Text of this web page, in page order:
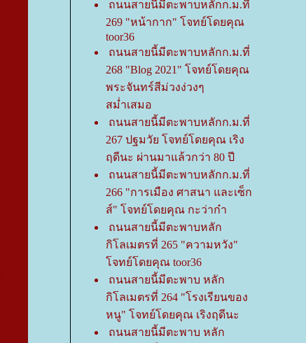
ถนนสายนี้มีตะพาบหลักก.ม.ที่
269 "หน้ากาก" โจทย์โดยคุณ
toor36
ถนนสายนี้มีตะพาบหลักก.ม.ที่
268 "Blog 2021" โจทย์โดยคุณ
พระจันทร์สีม่วงง่วงๆ
สม่ำเสมอ
ถนนสายนี้มีตะพาบหลักก.ม.ที่
267 ปฐมวัย โจทย์โดยคุณ เริง
ฤดีนะ ผ่านมาแล้วกว่า 80 ปี
ถนนสายนี้มีตะพาบหลักก.ม.ที่
266 "การเมือง ศาสนา และเซ็ก
ส์" โจทย์โดยคุณ กะว่าก๋า
ถนนสายนี้มีตะพาบหลัก
กิโลเมตรที่ 265 "ความหวัง"
จทย์โดยคุณ toor36
ถนนสายนี้มีตะพาบ หลัก
กิโลเมตรที่ 264 "โรงเรียนของ
หนู" โจทย์โดยคุณ เริงฤดีนะ
ถนนสายนี้มีตะพาบ หลัก